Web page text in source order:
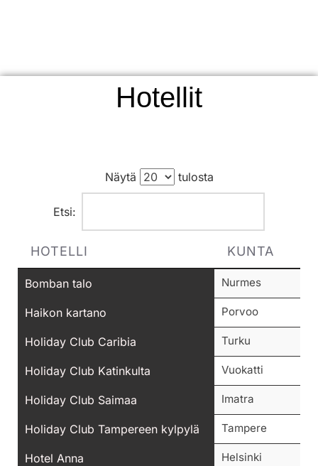
Hotellit
Näytä tulosta
Etsi:
HOTELLI KUNTA
Bomban talo Nurmes
Haikon kartano Porvoo
Holiday Club Caribia Turku
Holiday Club Katinkulta Vuokatti
Holiday Club Saimaa Imatra
Holiday Club Tampereen kylpylä Tampere
Hotel Anna Helsinki